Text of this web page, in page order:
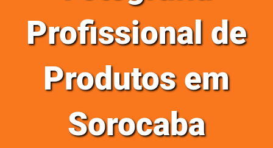
Profissional de
Produtos em
Sorocaba